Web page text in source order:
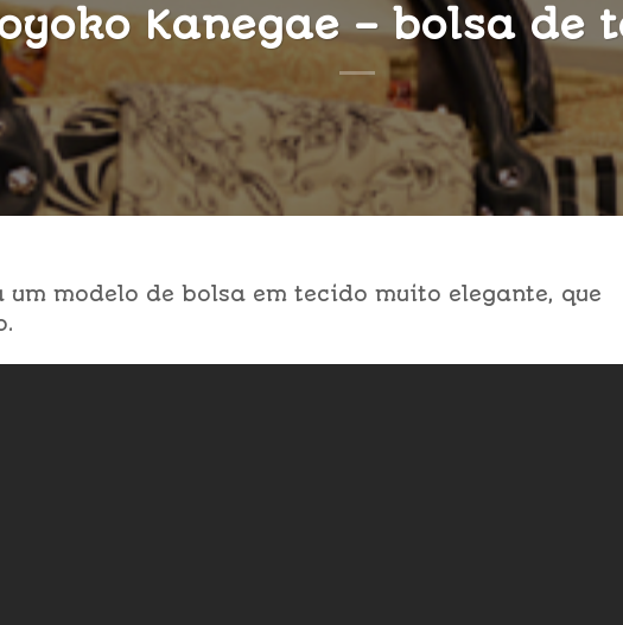
Kanegae – bolsa de
um modelo de bolsa em tecido muito elegante, que